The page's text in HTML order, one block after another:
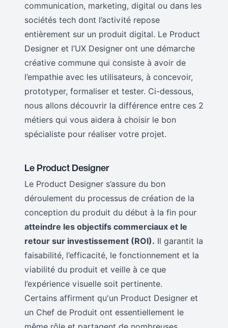
communication, marketing, digital ou dans les
sociétés tech dont l’activité repose
entièrement sur un produit digital. Le Product
Designer et l’UX Designer ont une démarche
créative commune qui consiste à avoir de
l’empathie avec les utilisateurs, à concevoir,
prototyper, formaliser et tester. Ci-dessous,
nous allons découvrir la différence entre ces 2
métiers qui vous aidera à choisir le bon
spécialiste pour réaliser votre projet.
Le Product Designer
Le Product Designer s’assure du bon
déroulement du processus de création de la
conception du produit du début à la fin pour
atteindre les objectifs commerciaux et le
retour sur investissement (ROI). Il garantit la
faisabilité, l’efficacité, le fonctionnement et la
viabilité du produit et veille à ce que
l’expérience visuelle soit pertinente.
Certains affirment qu'un Product Designer et
un Chef de Produit ont essentiellement le